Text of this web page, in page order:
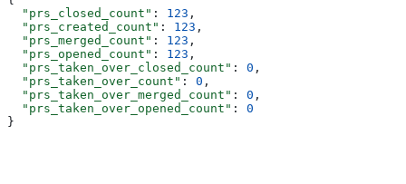
  "prs_closed_count"
: 123 ,
  "prs_created_count"
: 123 ,
  "prs_merged_count"
: 123 ,
  "prs_opened_count"
: 123 ,
  "prs_taken_over_closed_count"
: 0 ,
  "prs_taken_over_count"
: 0 ,
  "prs_taken_over_merged_count"
: 0 ,
  "prs_taken_over_opened_count"
: 0
}